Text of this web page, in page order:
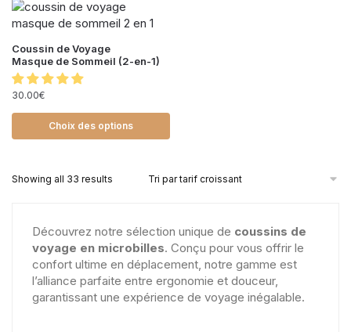
Coussin de Voyage
Masque de Sommeil (2-en-1)
30.00€
Choix des options
Showing all 33 results
Découvrez notre sélection unique de coussins de
voyage en microbilles. Conçu pour vous offrir le
confort ultime en déplacement, notre gamme est
l’alliance parfaite entre ergonomie et douceur,
garantissant une expérience de voyage inégalable.